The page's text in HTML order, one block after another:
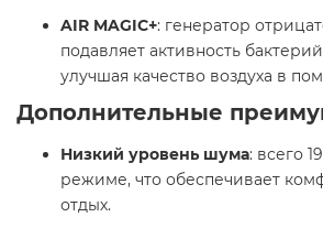
AIR MAGIC+: генератор
подавляет активность
улучшая качество воздуха в
Дополнительные
Низкий уровень шума: всего
режиме, что обеспечивает
отдых. ​